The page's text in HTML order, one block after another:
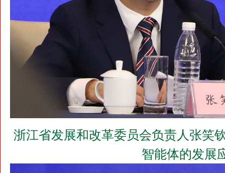
浙江省发展和改革委员会负责人张笑
智能体的发展